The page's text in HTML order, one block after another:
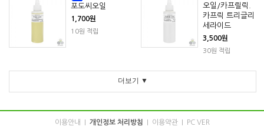
포도씨오일
1,700원
10원 적립
오일/카프릴릭.
카프릭 트리글리
세라이드
3,500원
30원 적립
더보기 ▼
이용안내 개인정보 처리방침 이용약관 PC VER